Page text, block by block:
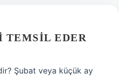
TEMSIL EDER
Şubat veya küçük ay